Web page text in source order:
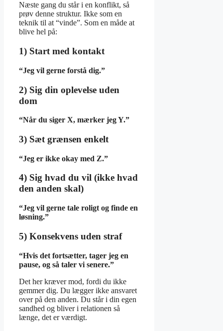
Næste gang du står i en konflikt, så
prøv denne struktur. Ikke som en
teknik til at “vinde”. Som en måde at
blive hel på:
1) Start med kontakt
“Jeg vil gerne forstå dig.”
2) Sig din oplevelse uden
dom
“Når du siger X, mærker jeg Y.”
3) Sæt grænsen enkelt
“Jeg er ikke okay med Z.”
4) Sig hvad du vil (ikke hvad
den anden skal)
“Jeg vil gerne tale roligt og finde en
løsning.”
5) Konsekvens uden straf
“Hvis det fortsætter, tager jeg en
pause, og så taler vi senere.”
Det her kræver mod, fordi du ikke
gemmer dig. Du lægger ikke ansvaret
over på den anden. Du står i din egen
sandhed og bliver i relationen så
længe, det er værdigt.